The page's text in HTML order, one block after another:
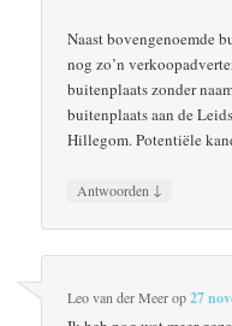
Naast bovengenoemde
nog zo’n
buitenplaats zonder
buitenplaats aan de
Hillegom. Potentiële
Antwoorden ↓
Leo van der Meerop27